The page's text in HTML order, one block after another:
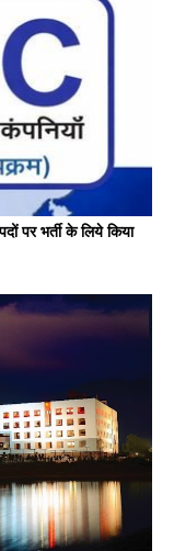
पर भर्ती के लिये किया